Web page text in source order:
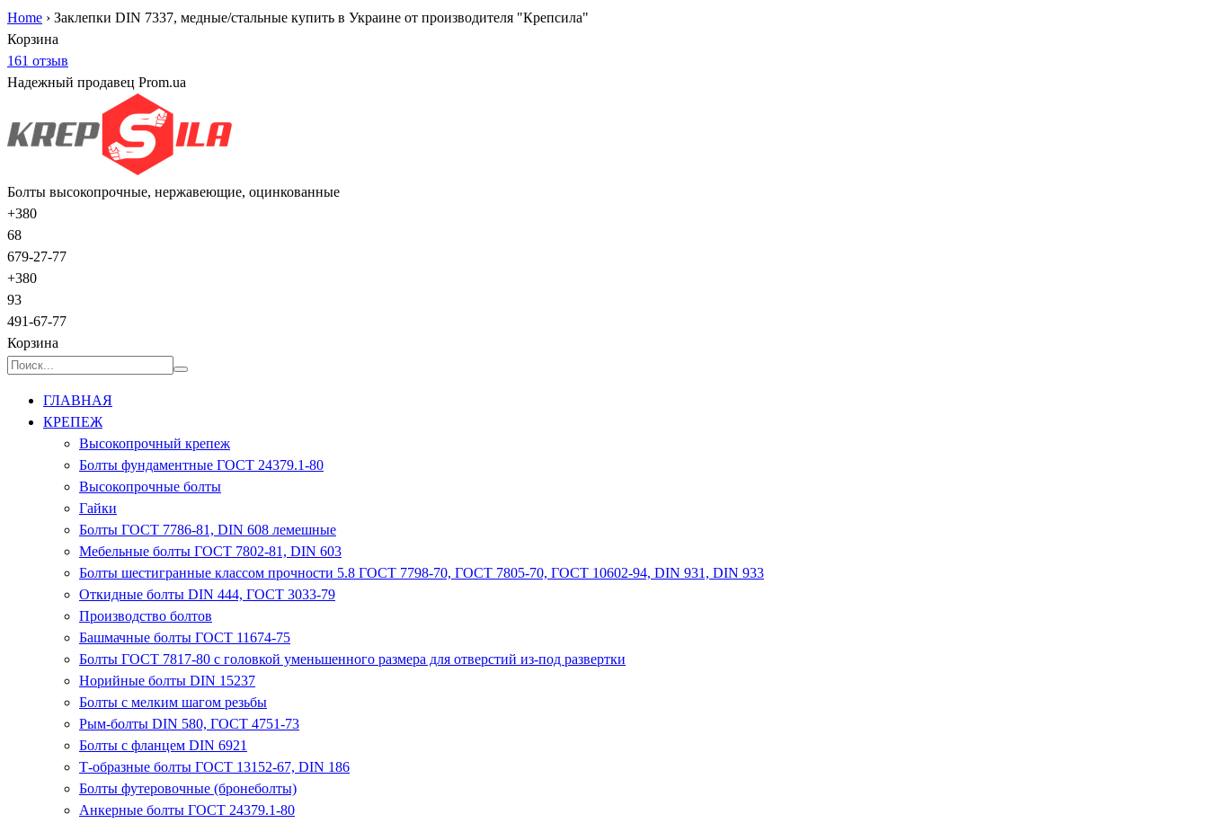
Home › Заклепки DIN 7337, медные/стальные купить в Украине от производителя "Крепсила"
Корзина
161 отзыв
Надежный продавец Prom.ua
Болты высокопрочные, нержавеющие, оцинкованные
+380
68
679-27-77
+380
93
491-67-77
Корзина
ГЛАВНАЯ
КРЕПЕЖ
Высокопрочный крепеж
Болты фундаментные ГОСТ 24379.1-80
Высокопрочные болты
Гайки
Болты ГОСТ 7786-81, DIN 608 лемешные
Мебельные болты ГОСТ 7802-81, DIN 603
Болты шестигранные классом прочности 5.8 ГОСТ 7798-70, ГОСТ 7805-70, ГОСТ 10602-94, DIN 931, DIN 933
Откидные болты DIN 444, ГОСТ 3033-79
Производство болтов
Башмачные болты ГОСТ 11674-75
Болты ГОСТ 7817-80 с головкой уменьшенного размера для отверстий из-под развертки
Норийные болты DIN 15237
Болты с мелким шагом резьбы
Рым-болты DIN 580, ГОСТ 4751-73
Болты с фланцем DIN 6921
Т-образные болты ГОСТ 13152-67, DIN 186
Болты футеровочные (бронеболты)
Анкерные болты ГОСТ 24379.1-80